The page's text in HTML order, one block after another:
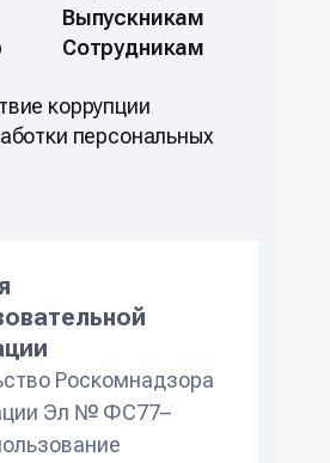
Выпускникам
Сотрудникам
коррупции
персональных
Роскомнадзора
Эл № ФС77–